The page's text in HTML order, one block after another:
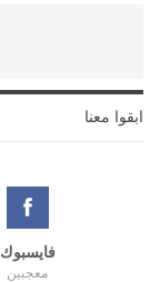
ابقوا معنا
فايسبوك
معجبين